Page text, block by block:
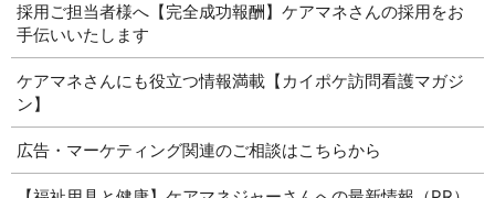
採用ご担当者様へ【完全成功報酬】ケアマネさんの採用をお
手伝いいたします
ケアマネさんにも役立つ情報満載【カイポケ訪問看護マガジ
ン】
広告・マーケティング関連のご相談はこちらから